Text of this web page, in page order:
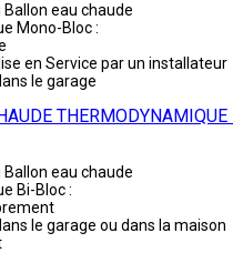
eau chaude
Mono-Bloc :
en Service par un installateur
le garage
eau chaude
Bi-Bloc :
le garage ou dans la maison